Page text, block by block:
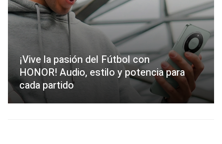
¡Vive la pasión del Fútbol con
HONOR! Audio, estilo y potencia para
cada partido